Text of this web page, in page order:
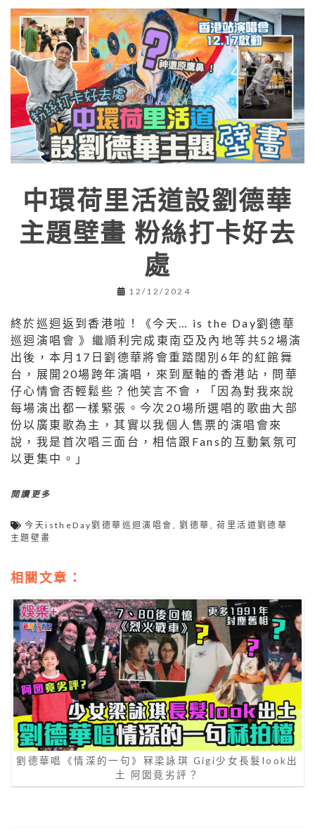
中環荷里活道設劉德華
主題壁畫 粉絲打卡好去
處
12/12/2024
終於巡迴返到香港啦！《今天… is the Day劉德華
巡迴演唱會 》繼順利完成東南亞及內地等共52場演
出後，本月17日劉德華將會重踏闊別6年的紅館舞
台，展開20場跨年演唱，來到壓軸的香港站，問華
仔心情會否輕鬆些？他笑言不會，「因為對我來說
每場演出都一樣緊張。今次20場所選唱的歌曲大部
份以廣東歌為主，其實以我個人售票的演唱會來
說，我是首次唱三面台，相信跟Fans的互動氣氛可
以更集中。」
閱讀更多
今天istheDay劉德華巡迴演唱會 ,劉德華 ,荷里活道劉德華
主題壁畫
相關文章：
劉德華唱《情深的一句》冧梁詠琪 Gigi少女長髮look出
土 阿囡竟劣評？